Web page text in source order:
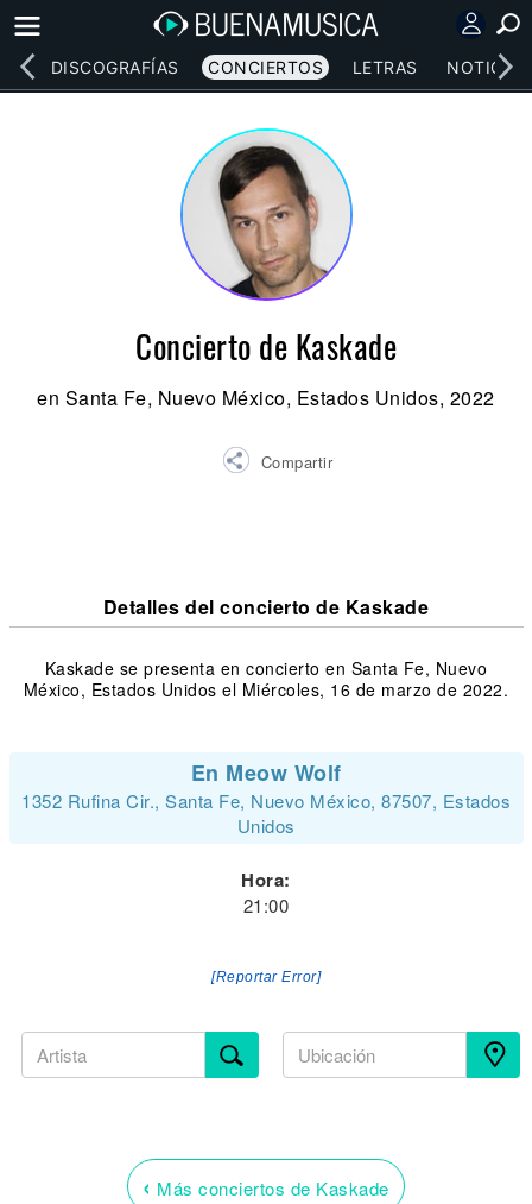
DISCOGRAFÍAS CONCIERTOS LETRAS NOTICIAS
Concierto de Kaskade
en Santa Fe, Nuevo México, Estados Unidos, 2022
Compartir
Detalles del concierto de Kaskade
Kaskade se presenta en concierto en Santa Fe, Nuevo
México, Estados Unidos el Miércoles, 16 de marzo de 2022.
En Meow Wolf
1352 Rufina Cir., Santa Fe, Nuevo México, 87507, Estados
Unidos
Hora:
21:00
[Reportar Error]
‹ Más conciertos de Kaskade